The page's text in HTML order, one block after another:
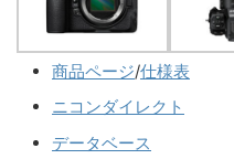
商品ページ/仕様表
ニコンダイレクト
データベース